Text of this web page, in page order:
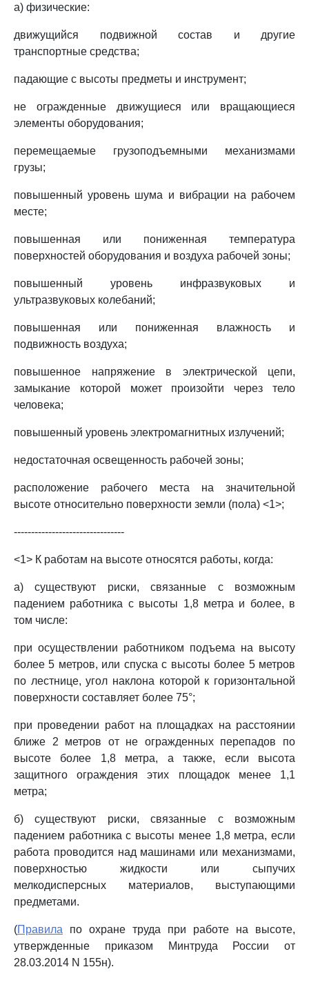
а) физические:
движущийся подвижной состав и другие
транспортные средства;
падающие с высоты предметы и инструмент;
не огражденные движущиеся или вращающиеся
элементы оборудования;
перемещаемые грузоподъемными механизмами
грузы;
повышенный уровень шума и вибрации на рабочем
месте;
повышенная или пониженная температура
поверхностей оборудования и воздуха рабочей зоны;
повышенный уровень инфразвуковых и
ультразвуковых колебаний;
повышенная или пониженная влажность и
подвижность воздуха;
повышенное напряжение в электрической цепи,
замыкание которой может произойти через тело
человека;
повышенный уровень электромагнитных излучений;
недостаточная освещенность рабочей зоны;
расположение рабочего места на значительной
высоте относительно поверхности земли (пола) <1>;
--------------------------------
<1> К работам на высоте относятся работы, когда:
а) существуют риски, связанные с возможным
падением работника с высоты 1,8 метра и более, в
том числе:
при осуществлении работником подъема на высоту
более 5 метров, или спуска с высоты более 5 метров
по лестнице, угол наклона которой к горизонтальной
поверхности составляет более 75°;
при проведении работ на площадках на расстоянии
ближе 2 метров от не огражденных перепадов по
высоте более 1,8 метра, а также, если высота
защитного ограждения этих площадок менее 1,1
метра;
б) существуют риски, связанные с возможным
падением работника с высоты менее 1,8 метра, если
работа проводится над машинами или механизмами,
поверхностью жидкости или сыпучих
мелкодисперсных материалов, выступающими
предметами.
(Правила по охране труда при работе на высоте,
утвержденные приказом Минтруда России от
28.03.2014 N 155н).